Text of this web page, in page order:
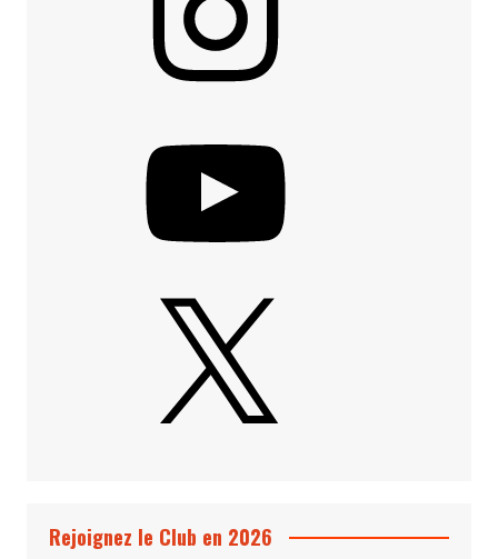
Rejoignez le Club en 2026